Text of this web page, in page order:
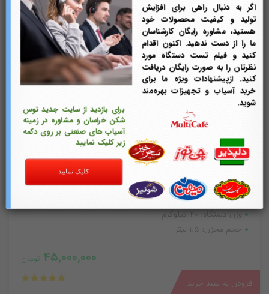
آسیاب رومیزی مدل TS-1500
قدرت موتور: 1/5 اسب بخار
وزن دستگاه: 20 کیلوگرم
حجم مخزن: 1.5 لیتر
45,000,000 تومان
افزودن به سبد خرید
برای بازدید از سایت جدید توس
شکن خراسان و مشاوره در زمینه
آسیاب های صنعتی بر روی دکمه
زیر کلیک نمایید
اگر به دنبال راهی برای افزایش
تولید و کیفیت محصولات خود
هستید، مشاوره رایگان کارشناسان
ما را از دست ندهید. اکنون اقدام
کنید و فیلم تست دستگاه مورد
نظرتان را به صورت رایگان دریافت
کنید. ازپیشنهادات ویژه ما برای
خرید آسیاب و تجهیزات بهره‌مند
شوید.
کلیک نمایید